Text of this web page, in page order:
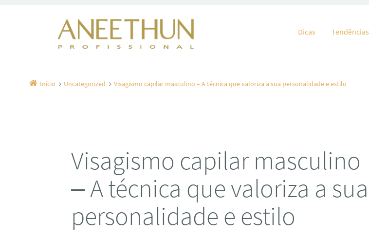
Pular para o conteúdo
Dicas Tendências
Início Uncategorized Visagismo capilar masculino – A técnica que valoriza a sua personalidade e estilo
Visagismo capilar masculino
– A técnica que valoriza a sua
personalidade e estilo